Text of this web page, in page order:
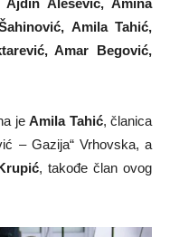
Ajdin Alešević, Amina
Amila Tahić,
Amar Begović,
jeAmila Tahić, članica
– Gazija“ Vrhovska, a
, takođe član ovog